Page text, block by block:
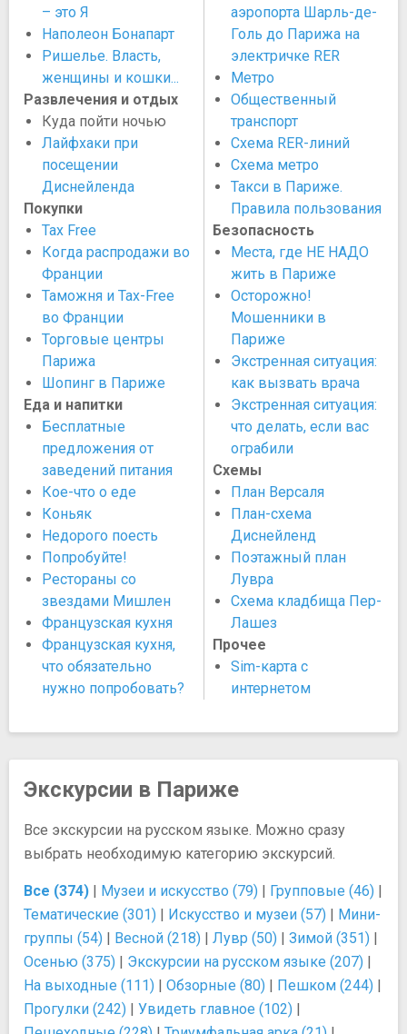
– это Я
Наполеон Бонапарт
Ришелье. Власть,
женщины и кошки...
Развлечения и отдых
Куда пойти ночью
Лайфхаки при
посещении
Диснейленда
Покупки
Tax Free
Когда распродажи во
Франции
Таможня и Tax-Free
во Франции
Торговые центры
Парижа
Шопинг в Париже
Еда и напитки
Бесплатные
предложения от
заведений питания
Кое-что о еде
Коньяк
Недорого поесть
Попробуйте!
Рестораны со
звездами Мишлен
Французская кухня
Французская кухня,
что обязательно
нужно попробовать?
аэропорта Шарль-де-
Голь до Парижа на
электричке RER
Метро
Общественный
транспорт
Схема RER-линий
Схема метро
Такси в Париже.
Правила пользования
Безопасность
Места, где НЕ НАДО
жить в Париже
Осторожно!
Мошенники в
Париже
Экстренная ситуация:
как вызвать врача
Экстренная ситуация:
что делать, если вас
ограбили
Схемы
План Версаля
План-схема
Диснейленд
Поэтажный план
Лувра
Схема кладбища Пер-
Лашез
Прочее
Sim-карта с
интернетом
Экскурсии в Париже
Все экскурсии на русском языке. Можно сразу
выбрать необходимую категорию экскурсий.
Все (374) | Музеи и искусство (79) | Групповые (46) |
Тематические (301) | Искусство и музеи (57) | Мини-
группы (54) | Весной (218) | Лувр (50) | Зимой (351) |
Осенью (375) | Экскурсии на русском языке (207) |
На выходные (111) | Обзорные (80) | Пешком (244) |
Прогулки (242) | Увидеть главное (102) |